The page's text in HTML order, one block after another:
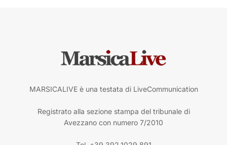
MARSICALIVE è una testata di LiveCommunication
Registrato alla sezione stampa del tribunale di
Avezzano con numero 7/2010